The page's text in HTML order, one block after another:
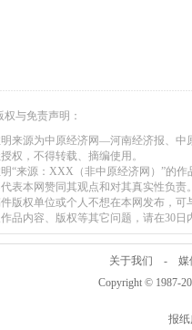
与免责声明：
明来源为中原经济网—河南经济报、中
权，不得转载、摘编使用。
“来源：XXX（非中原经济网）”的
表本网赞同其观点和对其真实性负
版权单位或个人不想在本网发布，可
品内容、版权等其它问题，请在30日
关于我们 - 媒
Copyright © 1987-
报纸